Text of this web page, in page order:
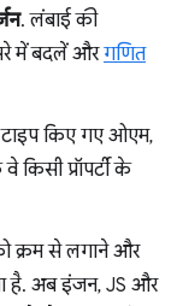
. लंबाई की
में बदलें औरगणित
किए गए ओएम,
किसी प्रॉपर्टी के
क्रम से लगाने और
है. अब इंजन, JS और